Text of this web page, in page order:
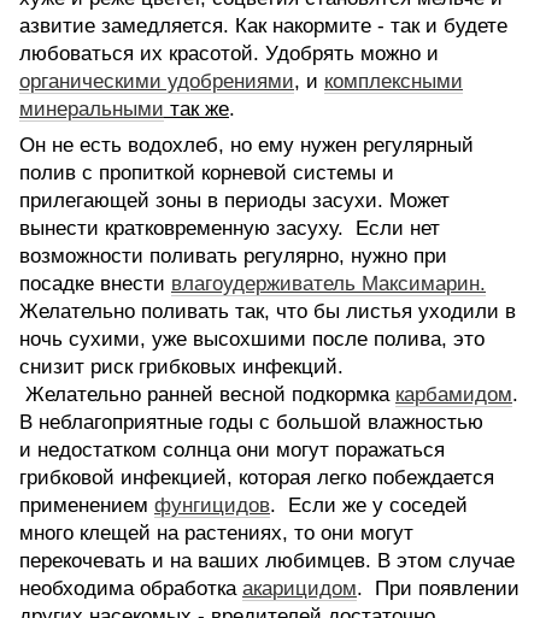
азвитие замедляется. Как накормите - так и будете
любоваться их красотой. Удобрять можно и
органическими удобрениями, и комплексными
минеральными так же.
Он не есть водохлеб, но ему нужен регулярный
полив с пропиткой корневой системы и
прилегающей зоны в периоды засухи. Может
вынести кратковременную засуху. Если нет
возможности поливать регулярно, нужно при
посадке внести влагоудерживатель Максимарин.
Желательно поливать так, что бы листья уходили в
ночь сухими, уже высохшими после полива, это
снизит риск грибковых инфекций.
Желательно ранней весной подкормка карбамидом.
В неблагоприятные годы с большой влажностью
и недостатком солнца они могут поражаться
грибковой инфекцией, которая легко побеждается
применением фунгицидов. Если же у соседей
много клещей на растениях, то они могут
перекочевать и на ваших любимцев. В этом случае
необходима обработка акарицидом. При появлении